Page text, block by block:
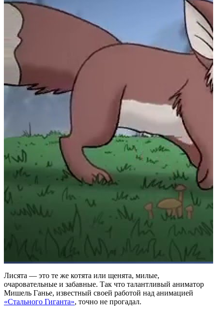
Лисята — это те же котята или щенята, милые,
очаровательные и забавные. Так что талантливый аниматор
Мишель Ганье, известный своей работой над анимацией
«Стального Гиганта», точно не прогадал.